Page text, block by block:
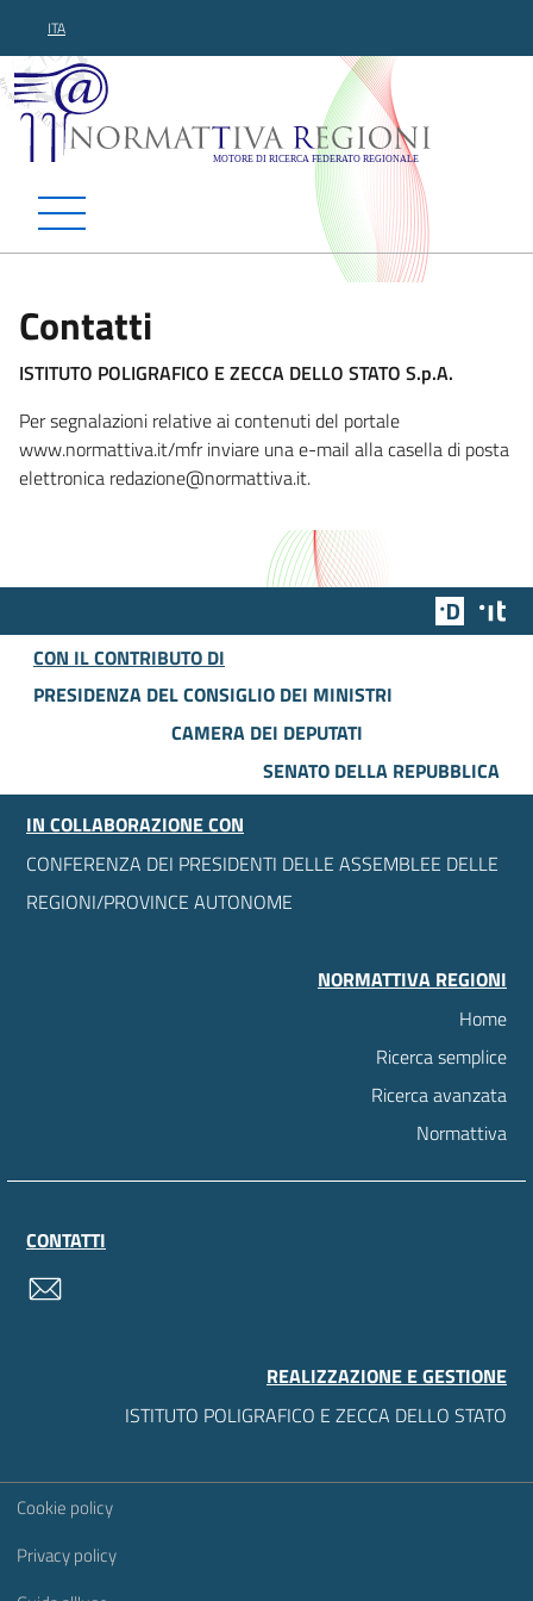
ITA
Normattiva Regioni -
Contatti
ISTITUTO POLIGRAFICO E ZECCA DELLO STATO S.p.A.
Per segnalazioni relative ai contenuti del portale
www.normattiva.it/mfr inviare una e-mail alla casella di posta
elettronica redazione@normattiva.it.
Team
CON IL CONTRIBUTO DI
PRESIDENZA DEL CONSIGLIO DEI MINISTRI
CAMERA DEI DEPUTATI
SENATO DELLA REPUBBLICA
IN COLLABORAZIONE CON
CONFERENZA DEI PRESIDENTI DELLE ASSEMBLEE DELLE
REGIONI/PROVINCE AUTONOME
NORMATTIVA REGIONI
Home
Ricerca semplice
Ricerca avanzata
Normattiva
CONTATTI
REALIZZAZIONE E GESTIONE
ISTITUTO POLIGRAFICO E ZECCA DELLO STATO
Sezione Link Utili
Cookie policy
Privacy policy